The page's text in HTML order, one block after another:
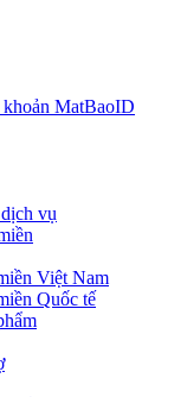
khoản MatBaoID
vụ
Việt Nam
Quốc tế